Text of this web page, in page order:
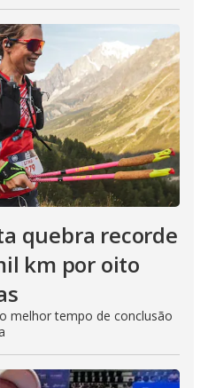
quebra recorde
km por oito
melhor tempo de conclusão